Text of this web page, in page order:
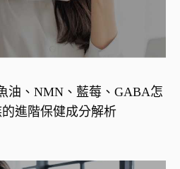
油、NMN、藍莓、GABA怎
進階保健成分解析